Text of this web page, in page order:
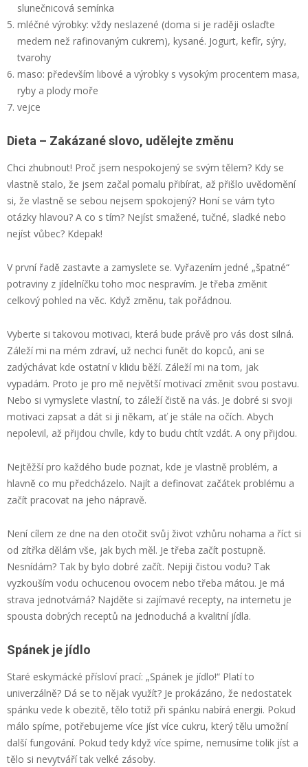
slunečnicová semínka
mléčné výrobky: vždy neslazené (doma si je raději oslaďte
medem než rafinovaným cukrem), kysané. Jogurt, kefír, sýry,
tvarohy
maso: především libové a výrobky s vysokým procentem masa,
ryby a plody moře
vejce
Dieta – Zakázané slovo, udělejte změnu
Chci zhubnout! Proč jsem nespokojený se svým tělem? Kdy se
vlastně stalo, že jsem začal pomalu přibírat, až přišlo uvědomění
si, že vlastně se sebou nejsem spokojený? Honí se vám tyto
otázky hlavou? A co s tím? Nejíst smažené, tučné, sladké nebo
nejíst vůbec? Kdepak!
V první řadě zastavte a zamyslete se. Vyřazením jedné „špatné“
potraviny z jídelníčku toho moc nespravím. Je třeba změnit
celkový pohled na věc. Když změnu, tak pořádnou.
Vyberte si takovou motivaci, která bude právě pro vás dost silná.
Záleží mi na mém zdraví, už nechci funět do kopců, ani se
zadýchávat kde ostatní v klidu běží. Záleží mi na tom, jak
vypadám. Proto je pro mě největší motivací změnit svou postavu.
Nebo si vymyslete vlastní, to záleží čistě na vás. Je dobré si svoji
motivaci zapsat a dát si ji někam, ať je stále na očích. Abych
nepolevil, až přijdou chvíle, kdy to budu chtít vzdát. A ony přijdou.
Nejtěžší pro každého bude poznat, kde je vlastně problém, a
hlavně co mu předcházelo. Najít a definovat začátek problému a
začít pracovat na jeho nápravě.
Není cílem ze dne na den otočit svůj život vzhůru nohama a říct si
od zítřka dělám vše, jak bych měl. Je třeba začít postupně.
Nesnídám? Tak by bylo dobré začít. Nepiji čistou vodu? Tak
vyzkouším vodu ochucenou ovocem nebo třeba mátou. Je má
strava jednotvárná? Najděte si zajímavé recepty, na internetu je
spousta dobrých receptů na jednoduchá a kvalitní jídla.
Spánek je jídlo
Staré eskymácké přísloví prací: „Spánek je jídlo!“ Platí to
univerzálně? Dá se to nějak využít? Je prokázáno, že nedostatek
spánku vede k obezitě, tělo totiž při spánku nabírá energii. Pokud
málo spíme, potřebujeme více jíst více cukru, který tělu umožní
další fungování. Pokud tedy když více spíme, nemusíme tolik jíst a
tělo si nevytváří tak velké zásoby.